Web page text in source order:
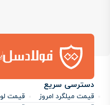
دسترسی سریع
قیمت میلگرد امروز
قیمت